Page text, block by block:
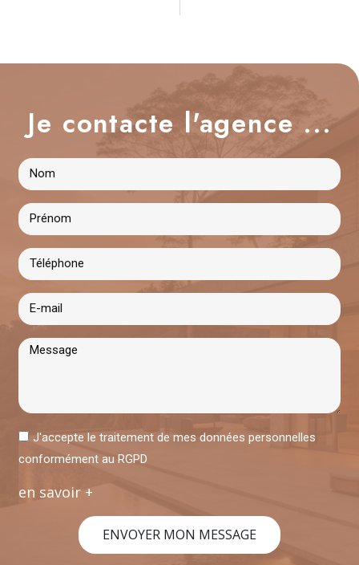
Je contacte l'agence ...
J'accepte le traitement de mes données personnelles
conformément au RGPD
en savoir +
ENVOYER MON MESSAGE